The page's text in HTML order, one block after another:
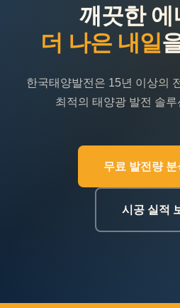
깨끗한 에
더 나은 내일
한국태양발전은 15년 이상의
최적의 태양광 발전 솔
무료 발전량 분
시공 실적